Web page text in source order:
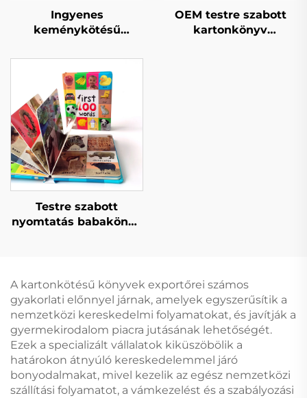
Ingyenes
keménykötésű
szállítási határidő
tömeges
könyvnyomtatás
testre szabott
keménykötésű
könyvkészlet
nyomtatás
OEM testre szabott
kartonkönyv
Testre szabott
nyomtatás babakönyv
kartonkönyv
A kartonkötésű könyvek exportőrei számos
gyakorlati előnnyel járnak, amelyek egyszerűsítik a
nemzetközi kereskedelmi folyamatokat, és javítják a
gyermekirodalom piacra jutásának lehetőségét.
Ezek a specializált vállalatok kiküszöbölik a
határokon átnyúló kereskedelemmel járó
bonyodalmakat, mivel kezelik az egész nemzetközi
szállítási folyamatot, a vámkezelést és a szabályozási